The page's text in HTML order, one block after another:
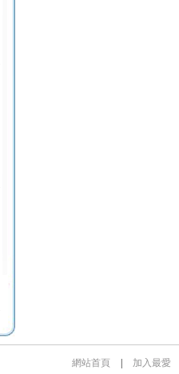
網站首頁
加入最愛